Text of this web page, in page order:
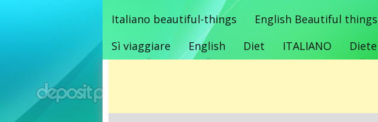
Italiano beautiful-things
English Beautiful things
Sì viaggiare
English Diet ITALIANO Diete